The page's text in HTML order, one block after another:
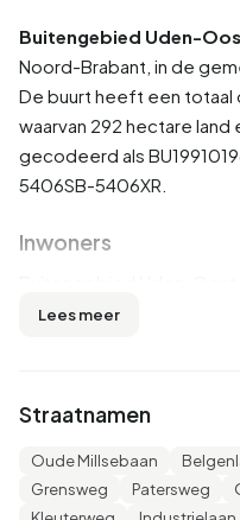
Buitengebied Uden-
Noord-Brabant , in de
De buurt heeft een totaal
waarvan 292 hectare land
gecodeerd als
5406SB-5406XR.
Inwoners
53,1% man en 46,9%
is 53,1% is ongehuwd,
gescheiden en 3,1% is
uit Nederland en 10
Lees meer
Straatnamen
Oude Millsebaan
Grensweg
Patersweg